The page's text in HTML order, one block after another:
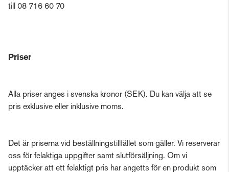
till 08 716 60 70
Priser
Alla priser anges i svenska kronor (SEK). Du kan välja att se
pris exklusive eller inklusive moms.
Det är priserna vid beställningstillfället som gäller. Vi reserverar
oss för felaktiga uppgifter samt slutförsäljning. Om vi
upptäcker att ett felaktigt pris har angetts för en produkt som